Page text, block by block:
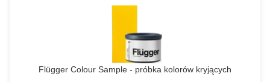
Flügger Colour Sample - próbka kolorów kryjących